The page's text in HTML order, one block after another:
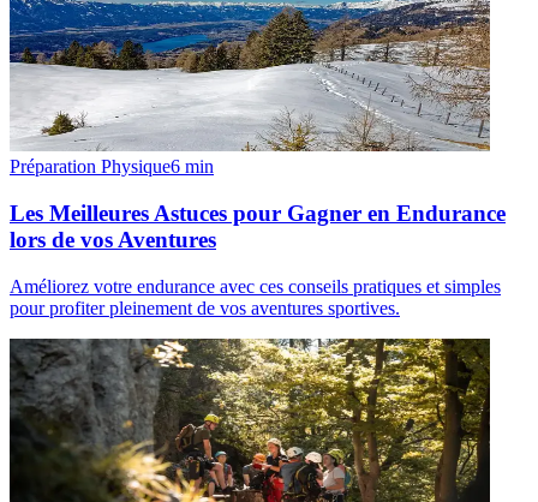
Préparation Physique6 min
Les Meilleures Astuces pour Gagner en Endurance
lors de vos Aventures
Améliorez votre endurance avec ces conseils pratiques et simples
pour profiter pleinement de vos aventures sportives.